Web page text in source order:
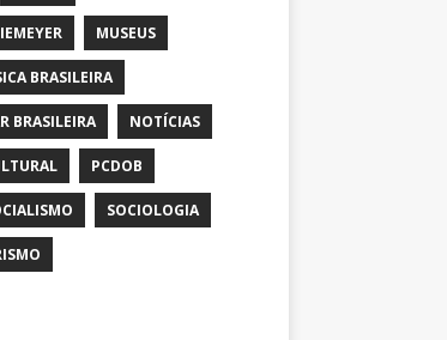
MUSEUS
BRASILEIRA
BRASILEIRA NOTÍCIAS
PCDOB
SOCIOLOGIA